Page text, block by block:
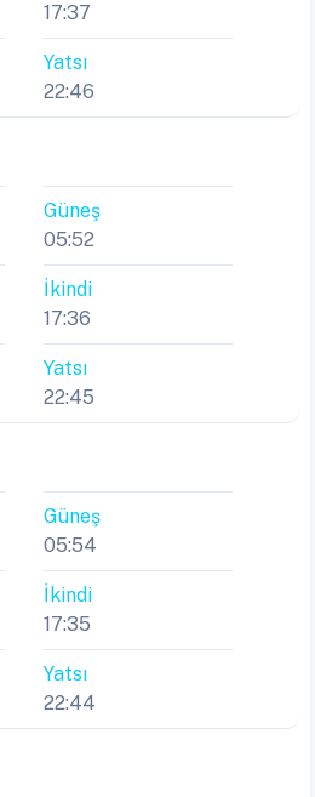
17:37
Yatsı
22:46
Güneş
05:52
İkindi
17:36
Yatsı
22:45
Güneş
05:54
İkindi
17:35
Yatsı
22:44